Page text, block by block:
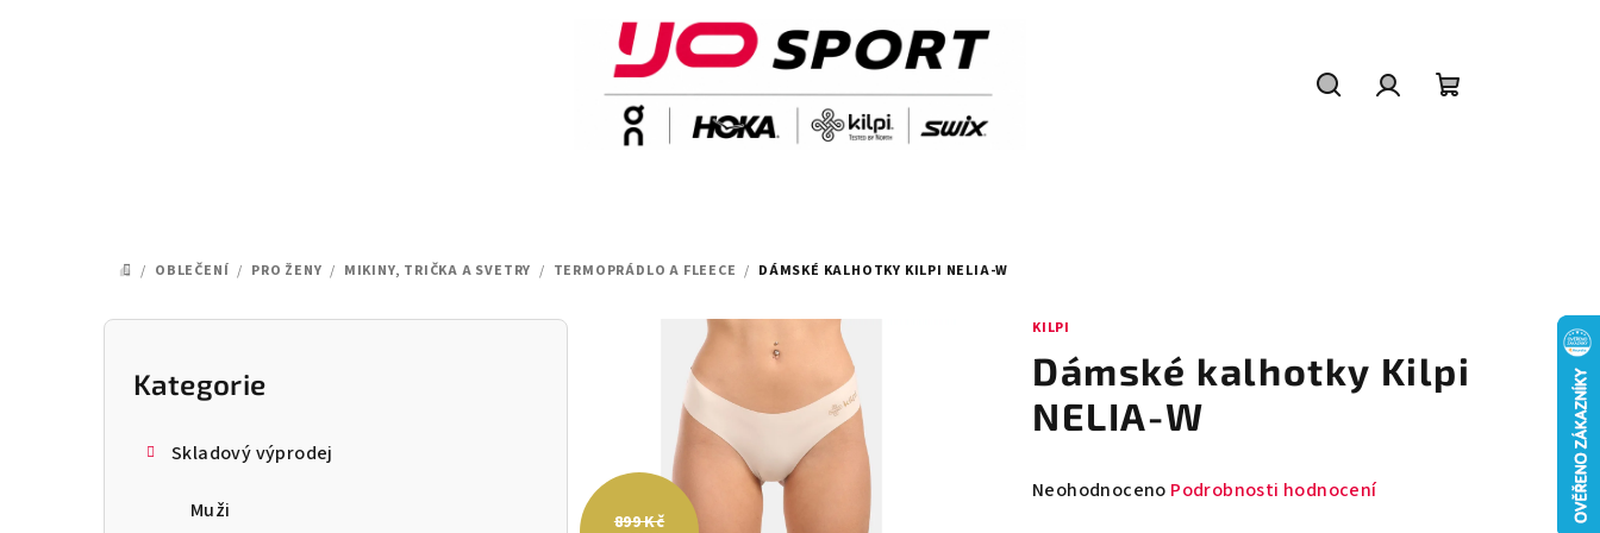
DOMŮ
/ OBLEČENÍ / PRO ŽENY / MIKINY, TRIČKA A SVETRY / TERMOPRÁDLO A FLEECE / DÁMSKÉ KALHOTKY KILPI NELIA-W
P
Přeskočit
kategorie
Kategorie
Skladový výprodej
Muži
KILPI
Dámské kalhotky Kilpi
NELIA-W
Průměrné
Neohodnoceno Podrobnosti hodnocení
899 Kč